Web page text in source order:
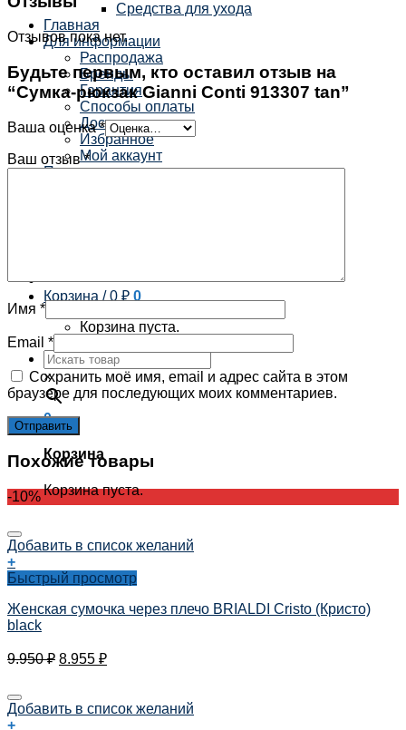
Средства для ухода
Главная
Для информации
Распродажа
Бренды
Гарантия
Способы оплаты
Доставка
Избранное
Мой аккаунт
Получить скидку
Корзина /0 ₽ 0
Корзина пуста.
×
0
Корзина
Корзина пуста.
Отзывов пока нет.
Будьте первым, кто оставил отзыв на
“Сумка-рюкзак Gianni Conti 913307 tan”
Ваша оценка*
Ваш отзыв*
Имя *
Email *
Сохранить моё имя, email и адрес сайта в этом
браузере для последующих моих комментариев.
Похожие товары
-10%
Добавить в список желаний
+
Быстрый просмотр
Женская сумочка через плечо BRIALDI Cristo (Кристо)
black
9.950₽ 8.955 ₽
Добавить в список желаний
+